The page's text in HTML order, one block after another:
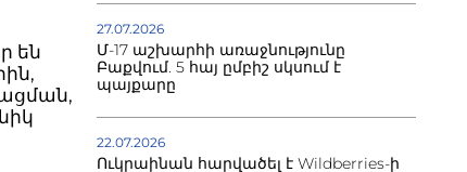
են
27.07.2026
Մ-17 աշխարհի առաջնությունը
Բաքվում. 5 հայ ըմբիշ սկսում է
պայքարը
22.07.2026
Ուկրաինան հարվածել է Wildberries-ի